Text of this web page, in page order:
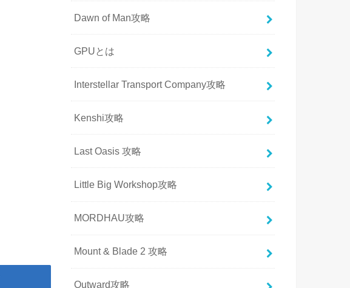
Dawn of Man攻略
GPUとは
Interstellar Transport Company攻略
Kenshi攻略
Last Oasis 攻略
Little Big Workshop攻略
MORDHAU攻略
Mount & Blade 2 攻略
Outward攻略